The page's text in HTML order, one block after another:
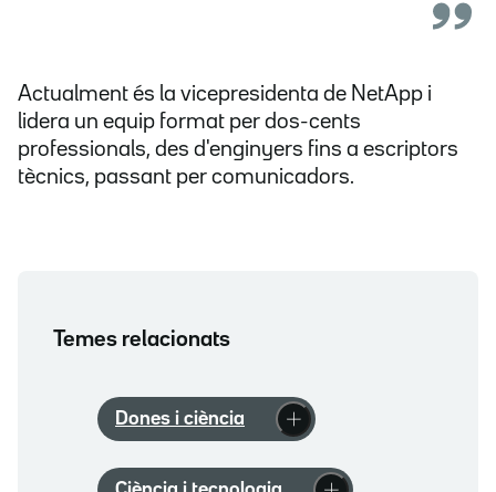
Actualment és la vicepresidenta de NetApp i
lidera un equip format per dos-cents
professionals, des d'enginyers fins a escriptors
tècnics, passant per comunicadors.
Temes relacionats
Dones i ciència